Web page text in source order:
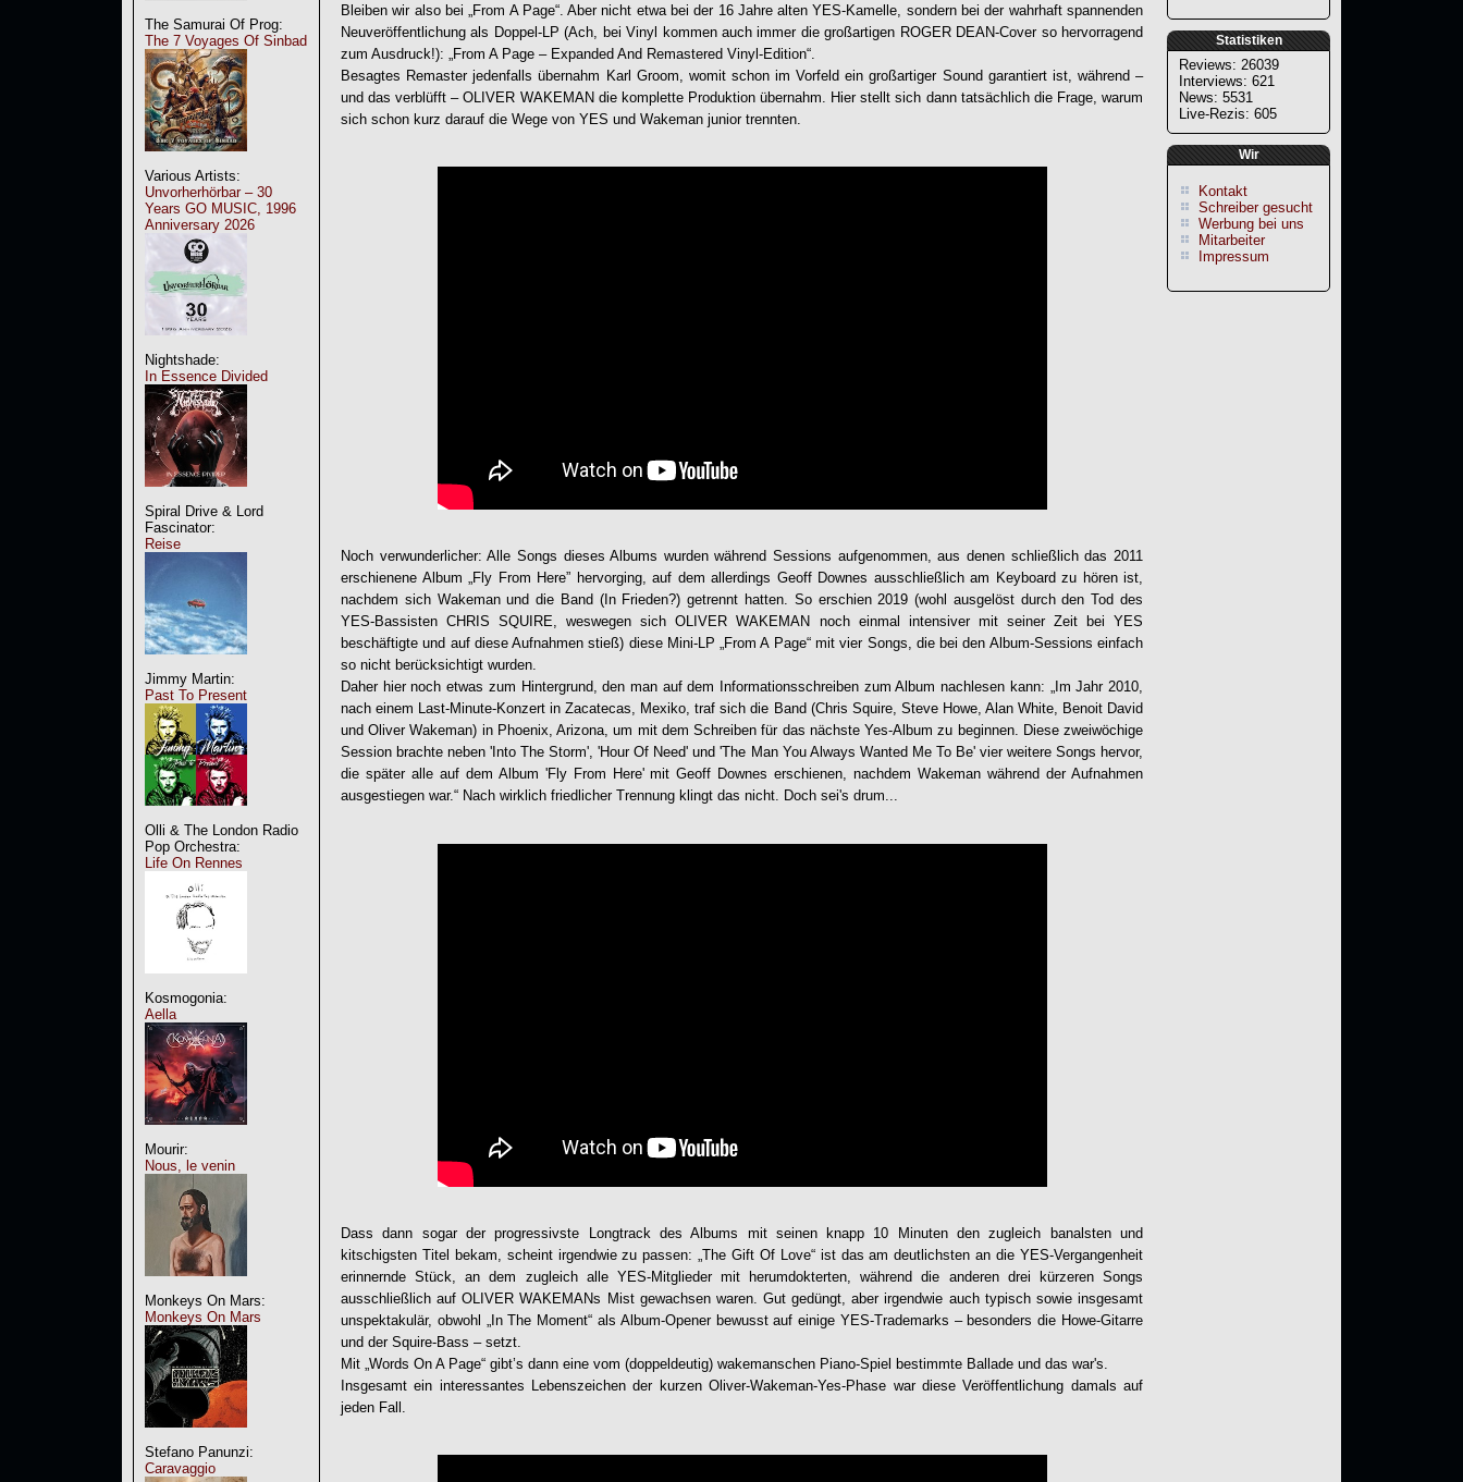
The Samurai Of Prog:
The 7 Voyages Of Sinbad
Various Artists:
Unvorherhörbar – 30
Years GO MUSIC, 1996
Anniversary 2026
Nightshade:
In Essence Divided
Spiral Drive & Lord
Fascinator:
Reise
Jimmy Martin:
Past To Present
Olli & The London Radio
Pop Orchestra:
Life On Rennes
Kosmogonia:
Aella
Mourir:
Nous, le venin
Monkeys On Mars:
Monkeys On Mars
Stefano Panunzi:
Caravaggio
Statistiken
Reviews: 26039
Interviews: 621
News: 5531
Live-Rezis: 605
Wir
Kontakt
Schreiber gesucht
Werbung bei uns
Mitarbeiter
Impressum
Bleiben wir also bei „From A Page“. Aber nicht etwa bei der 16 Jahre alten YES-Kamelle, sondern bei der wahrhaft spannenden
Neuveröffentlichung als Doppel-LP (Ach, bei Vinyl kommen auch immer die großartigen ROGER DEAN-Cover so hervorragend
zum Ausdruck!): „ From A Page – Expanded And Remastered Vinyl-Edition“.
Besagtes Remaster jedenfalls übernahm Karl Groom, womit schon im Vorfeld ein großartiger Sound garantiert ist, während –
und das verblüfft – OLIVER WAKEMAN die komplette Produktion übernahm. Hier stellt sich dann tatsächlich die Frage, warum
sich schon kurz darauf die Wege von YES und Wakeman junior trennten.
Noch verwunderlicher: Alle Songs dieses Albums wurden während Sessions aufgenommen, aus denen schließlich das 2011
erschienene Album „Fly From Here” hervorging, auf dem allerdings Geoff Downes ausschließlich am Keyboard zu hören ist,
nachdem sich Wakeman und die Band (In Frieden?) getrennt hatten. So erschien 2019 (wohl ausgelöst durch den Tod des
YES-Bassisten CHRIS SQUIRE, weswegen sich OLIVER WAKEMAN noch einmal intensiver mit seiner Zeit bei YES
beschäftigte und auf diese Aufnahmen stieß) diese Mini-LP „From A Page“ mit vier Songs, die bei den Album-Sessions einfach
so nicht berücksichtigt wurden.
Daher hier noch etwas zum Hintergrund, den man auf dem Informationsschreiben zum Album nachlesen kann: „Im Jahr 2010,
nach einem Last-Minute-Konzert in Zacatecas, Mexiko, traf sich die Band (Chris Squire, Steve Howe, Alan White, Benoit David
und Oliver Wakeman) in Phoenix, Arizona, um mit dem Schreiben für das nächste Yes-Album zu beginnen. Diese zweiwöchige
Session brachte neben 'Into The Storm', 'Hour Of Need' und 'The Man You Always Wanted Me To Be' vier weitere Songs hervor,
die später alle auf dem Album 'Fly From Here' mit Geoff Downes erschienen, nachdem Wakeman während der Aufnahmen
ausgestiegen war.“ Nach wirklich friedlicher Trennung klingt das nicht. Doch sei's drum...
Dass dann sogar der progressivste Longtrack des Albums mit seinen knapp 10 Minuten den zugleich banalsten und
kitschigsten Titel bekam, scheint irgendwie zu passen: „The Gift Of Love“ ist das am deutlichsten an die YES-Vergangenheit
erinnernde Stück, an dem zugleich alle YES-Mitglieder mit herumdokterten, während die anderen drei kürzeren Songs
ausschließlich auf OLIVER WAKEMANs Mist gewachsen waren. Gut gedüngt, aber irgendwie auch typisch sowie insgesamt
unspektakulär, obwohl „In The Moment“ als Album-Opener bewusst auf einige YES-Trademarks – besonders die Howe-Gitarre
und der Squire-Bass – setzt.
Mit „Words On A Page“ gibt’s dann eine vom (doppeldeutig) wakemanschen Piano-Spiel bestimmte Ballade und das war's.
Insgesamt ein interessantes Lebenszeichen der kurzen Oliver-Wakeman-Yes-Phase war diese Veröffentlichung damals auf
jeden Fall.